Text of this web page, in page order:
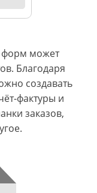
форм может
Благодаря
создавать
фактуры и
заказов,